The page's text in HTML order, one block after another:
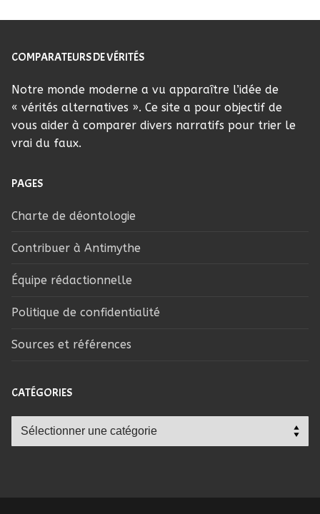
COMPARATEURS DE VÉRITÉS
Notre monde moderne a vu apparaître l’idée de
« vérités alternatives ». Ce site a pour objectif de
vous aider à comparer divers narratifs pour trier le
vrai du faux.
PAGES
Charte de déontologie
Contribuer à Antimythe
Équipe rédactionnelle
Politique de confidentialité
Sources et références
CATÉGORIES
Catégories